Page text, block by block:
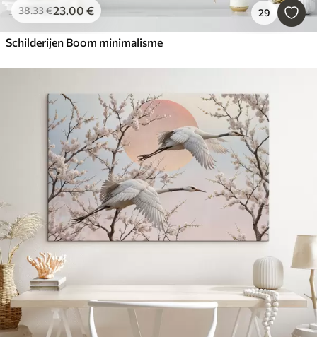
38.33€23.00 € 29
Schilderijen Boom minimalisme